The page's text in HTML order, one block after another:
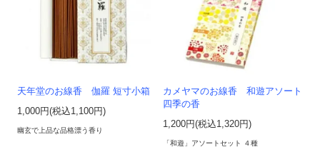
天年堂のお線香 伽羅 短寸小箱
1,000円(税込1,100円)
幽玄で上品な品格漂う香り
カメヤマのお線香 和遊アソート
四季の香
1,200円(税込1,320円)
「和遊」アソートセット ４種